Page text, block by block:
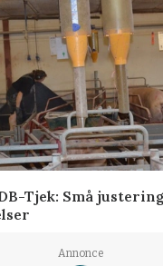
Tjek: Små
Annonce